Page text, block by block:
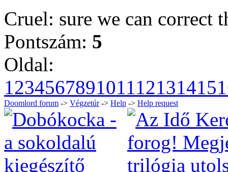
Cruel: sure we can correct
Pontszám: 5
Oldal:
123456789101112131415
Doomlord forum -> Végzetúr-> Help -> Help request